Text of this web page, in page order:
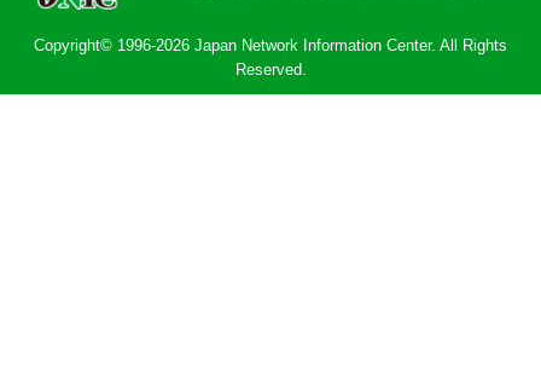
Copyright© 1996-2026 Japan Network Information Center. All Rights
Reserved.